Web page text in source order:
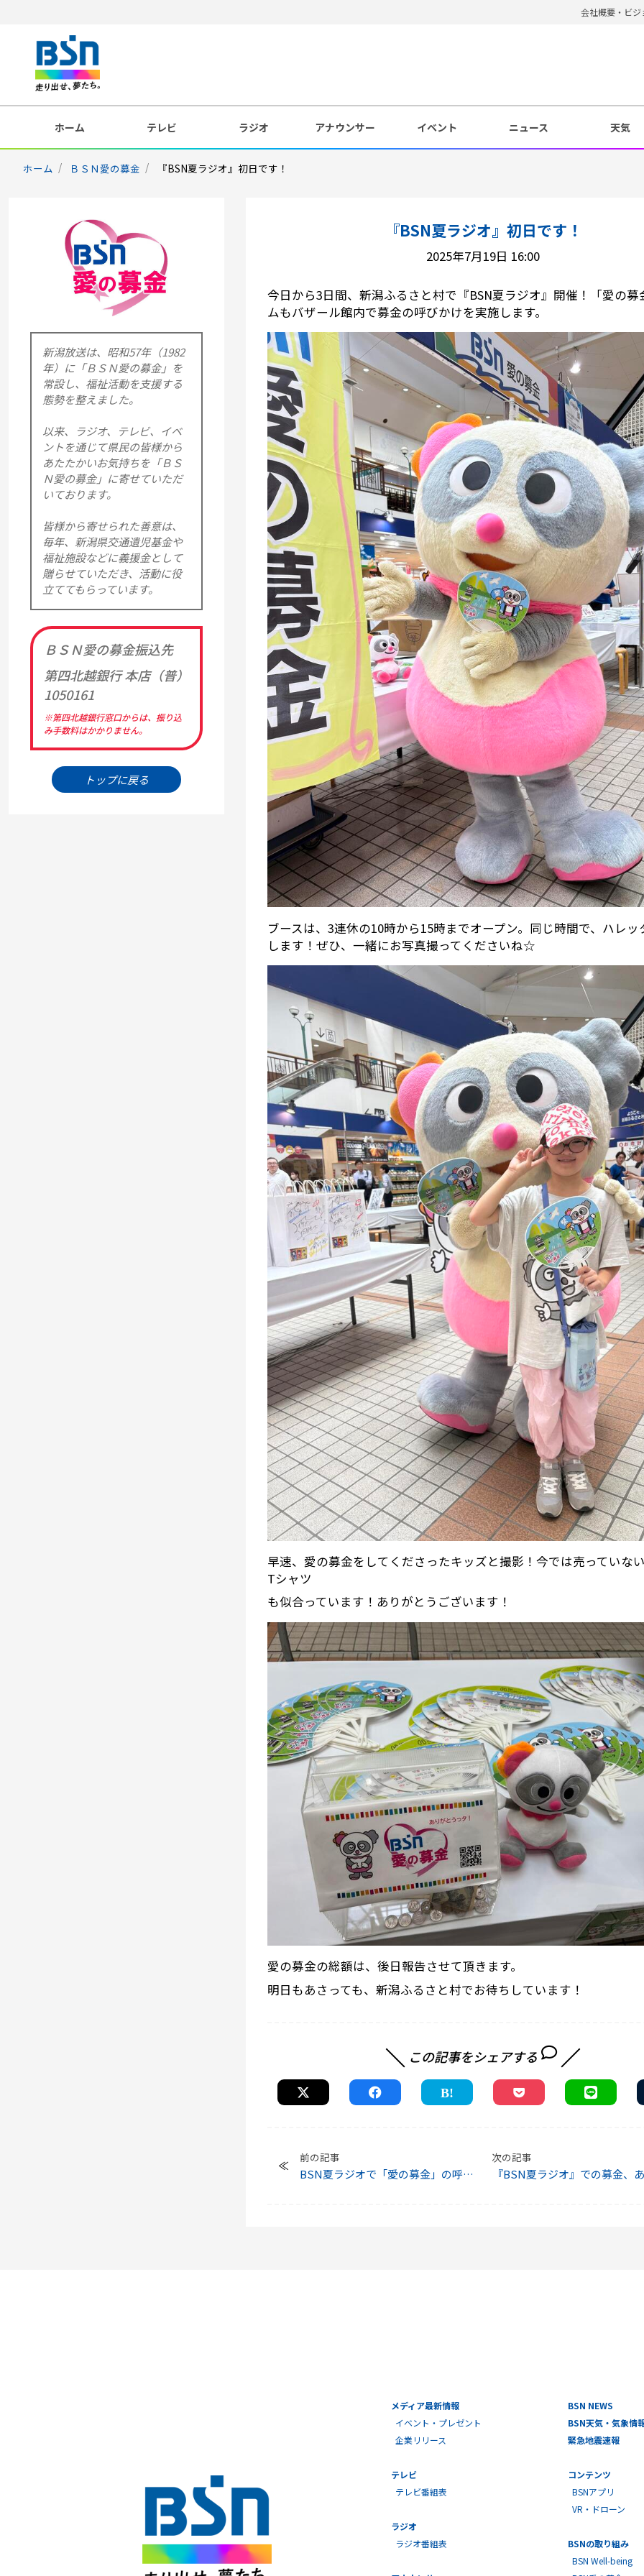
会社概要・ビジ
ホーム テレビ ラジオ アナウンサー イベント ニュース 天気
ホーム ＢＳＮ愛の募金 『BSN夏ラジオ』初日です！
新潟放送は、昭和57年（1982
年）に「ＢＳＮ愛の募金」を
常設し、福祉活動を支援する
態勢を整えました。
以来、ラジオ、テレビ、イベ
ントを通じて県民の皆様から
あたたかいお気持ちを「ＢＳ
Ｎ愛の募金」に寄せていただ
いております。
皆様から寄せられた善意は、
毎年、新潟県交通遺児基金や
福祉施設などに義援金として
贈らせていただき、活動に役
立ててもらっています。
ＢＳＮ愛の募金振込先
第四北越銀行 本店（普）
1050161
※第四北越銀行窓口からは、振り込
み手数料はかかりません。
トップに戻る
『BSN夏ラジオ』初日です！
2025年7月19日 16:00
今日から3日間、新潟ふるさと村で『BSN夏ラジオ』開催！「愛の募
ムもバザール館内で募金の呼びかけを実施します。
ブースは、3連休の10時から15時までオープン。同じ時間で、ハレッ
します！ぜひ、一緒にお写真撮ってくださいね☆
早速、愛の募金をしてくださったキッズと撮影！今では売っていな
Tシャツ
も似合っています！ありがとうございます！
愛の募金の総額は、後日報告させて頂きます。
明日もあさっても、新潟ふるさと村でお待ちしています！
この記事をシェアする
前の記事
BSN夏ラジオで「愛の募金」の呼び
次の記事
『BSN夏ラジオ』での募金、
メディア最新情報
イベント・プレゼント
企業リリース
テレビ
テレビ番組表
ラジオ
ラジオ番組表
BSN NEWS
BSN天気・気象情
緊急地震速報
コンテンツ
BSNアプリ
VR・ドローン
BSNの取り組み
BSN Well-being